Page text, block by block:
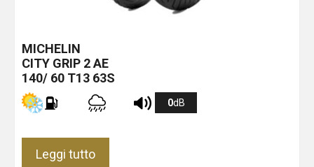
MICHELIN
CITY GRIP 2AE
140/ 60 T13 63S
0dB
Leggi tutto